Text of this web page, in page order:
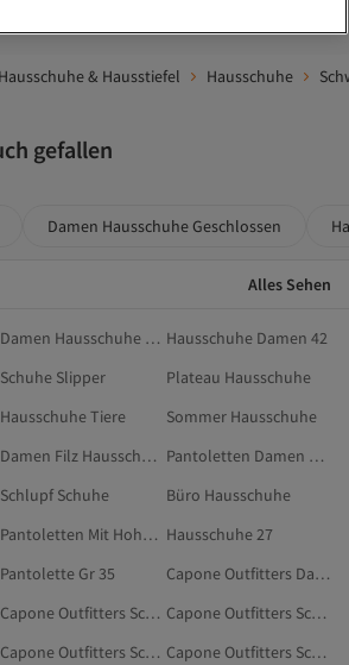
Hausschuhe & Hausstiefel Hausschuhe
gefallen
Damen Hausschuhe Geschlossen
Alles Sehen
Damen Hausschuhe Geschlossen Hausschuhe Damen 42
Schuhe Slipper
Plateau Hausschuhe
Hausschuhe Tiere
Sommer Hausschuhe
Damen Filz Hausschuhe
Pantoletten Damen Plateau
Schlupf Schuhe
Büro Hausschuhe
Pantoletten Mit Hohem Absatz Hausschuhe 27
Pantolette Gr 35
Capone Outfitters Damen Hausschuhe & Hausstiefel
Capone Outfitters Schwarz Schuhe
Capone Outfitters Schuhe
Capone Outfitters Schwarz Sandalen & Pantoletten
Capone Outfitters Schwarz Freizeitschuhe